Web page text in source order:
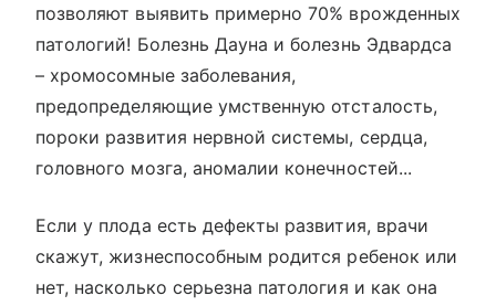
позволяют выявить примерно 70% врожденных
патологий! Болезнь Дауна и болезнь Эдвардса
– хромосомные заболевания,
предопределяющие умственную отсталость,
пороки развития нервной системы, сердца,
головного мозга, аномалии конечностей...
Если у плода есть дефекты развития, врачи
скажут, жизнеспособным родится ребенок или
нет, насколько серьезна патология и как она